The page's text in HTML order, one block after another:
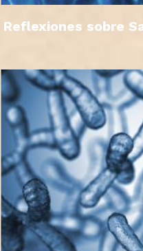
Reflexiones sobre